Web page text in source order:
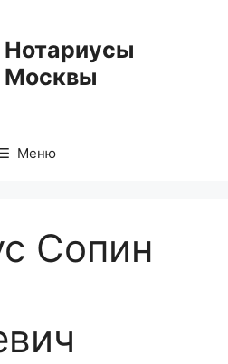
Нотариусы
Москвы
Меню
Сопин